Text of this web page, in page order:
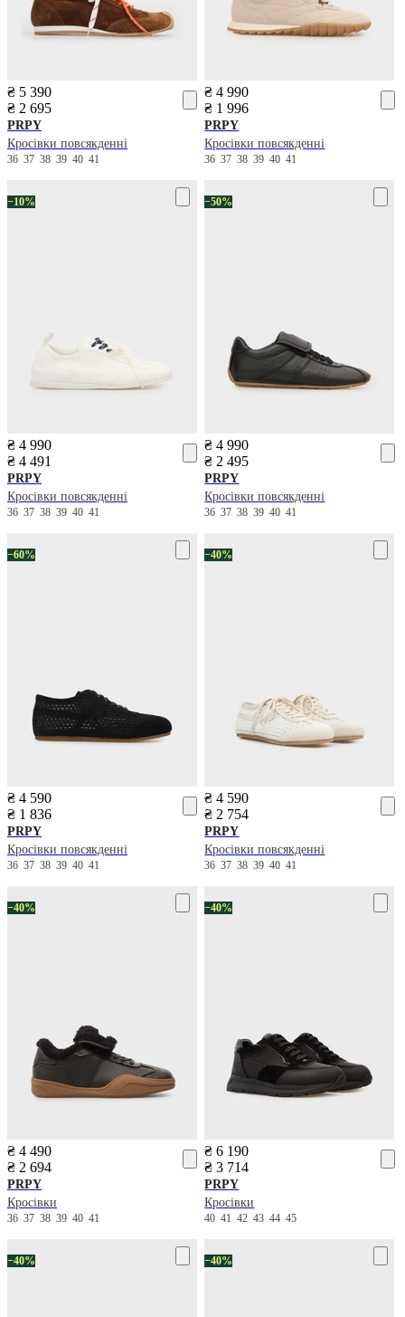
₴ 5 390
₴ 2 695
PRPY
Кросівки повсякденні
36 37 38 39 40 41
₴ 4 990
₴ 1 996
PRPY
Кросівки повсякденні
363738394041
−10%
₴ 4 990
₴ 4 491
PRPY
Кросівки повсякденні
36 37 38 39 40 41
−50%
₴ 4 990
₴ 2 495
PRPY
Кросівки повсякденні
363738394041
−60%
₴ 4 590
₴ 1 836
PRPY
Кросівки повсякденні
36 37 38 39 40 41
−40%
₴ 4 590
₴ 2 754
PRPY
Кросівки повсякденні
363738394041
−40%
₴ 4 490
₴ 2 694
PRPY
Кросівки
36 37 38 39 40 41
−40%
₴ 6 190
₴ 3 714
PRPY
Кросівки
404142434445
−40% −40%